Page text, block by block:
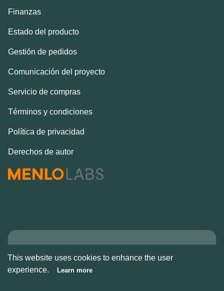
This website uses cookies to enhance the user
experience.
Learn more
Finanzas
Estado del producto
Gestión de pedidos
Comunicación del proyecto
Servicio de compras
Términos y condiciones
Política de privacidad
Derechos de autor
Copyright © Alcove
2026